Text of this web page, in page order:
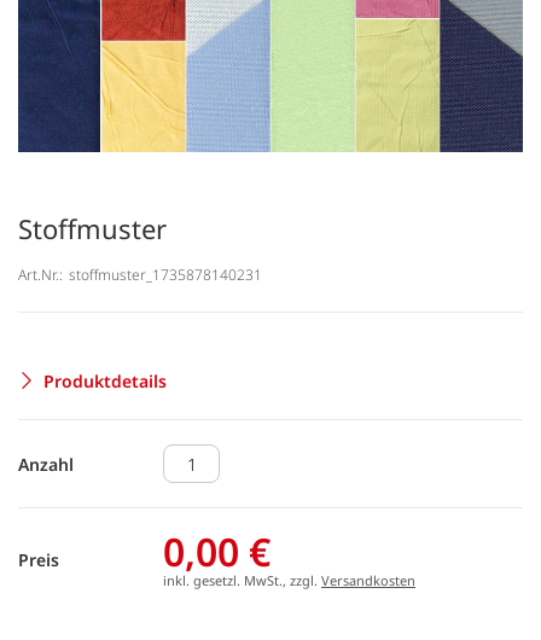
Stoffmuster
Art.Nr.: stoffmuster_1735878140231
Produktdetails
Anzahl
Preis 0,00 €
inkl. gesetzl. MwSt., zzgl. Versandkosten